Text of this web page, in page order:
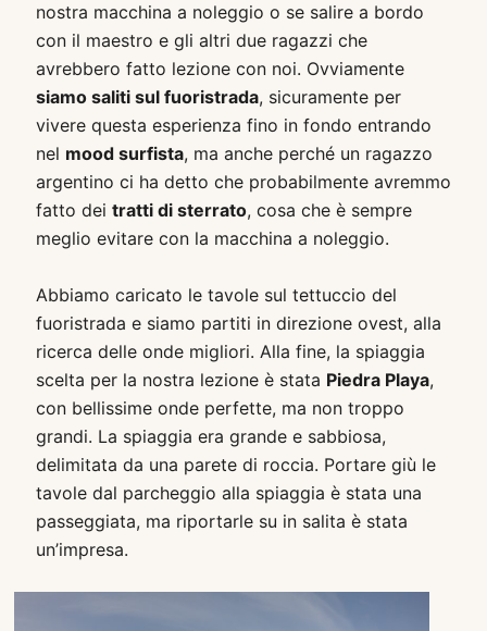
nostra macchina a noleggio o se salire a bordo
con il maestro e gli altri due ragazzi che
avrebbero fatto lezione con noi. Ovviamente
siamo saliti sul fuoristrada, sicuramente per
vivere questa esperienza fino in fondo entrando
nel mood surfista, ma anche perché un ragazzo
argentino ci ha detto che probabilmente avremmo
fatto dei tratti di sterrato, cosa che è sempre
meglio evitare con la macchina a noleggio.
Abbiamo caricato le tavole sul tettuccio del
fuoristrada e siamo partiti in direzione ovest, alla
ricerca delle onde migliori. Alla fine, la spiaggia
scelta per la nostra lezione è stata Piedra Playa,
con bellissime onde perfette, ma non troppo
grandi. La spiaggia era grande e sabbiosa,
delimitata da una parete di roccia. Portare giù le
tavole dal parcheggio alla spiaggia è stata una
passeggiata, ma riportarle su in salita è stata
un’impresa.